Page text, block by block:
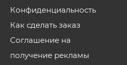
Конфиденциальность
Как сделать заказ
Соглашение на
получение рекламы